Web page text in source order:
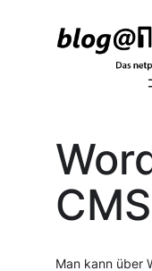
Man kann über